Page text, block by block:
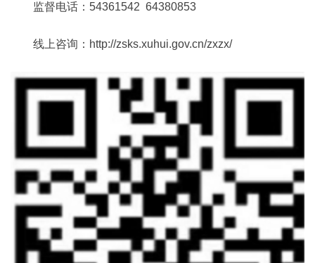
监督电话：54361542 64380853
线上咨询：http://zsks.xuhui.gov.cn/zxzx/